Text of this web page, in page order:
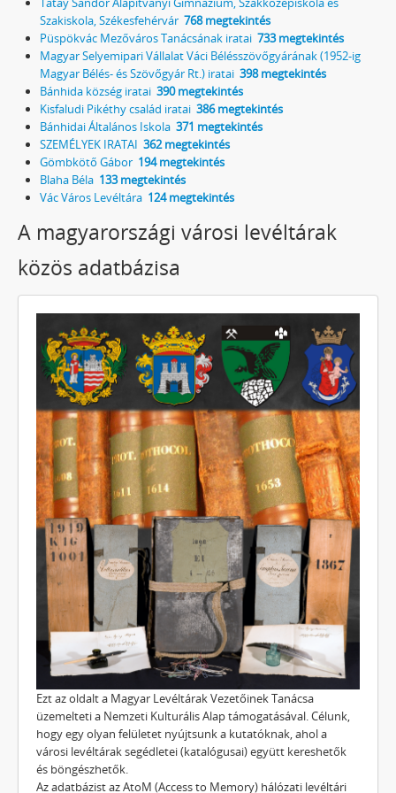
Szakiskola, Székesfehérvár 768 megtekintés
Püspökvác Mezőváros Tanácsának iratai 733 megtekintés
Magyar Selyemipari Vállalat Váci Bélésszövőgyárának (1952-ig
Magyar Bélés- és Szövőgyár Rt.) iratai 398 megtekintés
Bánhida község iratai 390 megtekintés
Kisfaludi Pikéthy család iratai 386 megtekintés
Bánhidai Általános Iskola 371 megtekintés
SZEMÉLYEK IRATAI 362 megtekintés
Gömbkötő Gábor 194 megtekintés
Blaha Béla 133 megtekintés
Vác Város Levéltára 124 megtekintés
A magyarországi városi levéltárak
közös adatbázisa
Ezt az oldalt a Magyar Levéltárak Vezetőinek Tanácsa
üzemelteti a Nemzeti Kulturális Alap támogatásával. Célunk,
hogy egy olyan felületet nyújtsunk a kutatóknak, ahol a
városi levéltárak segédletei (katalógusai) együtt kereshetők
és böngészhetők.
Az adatbázist az AtoM (Access to Memory) hálózati levéltári